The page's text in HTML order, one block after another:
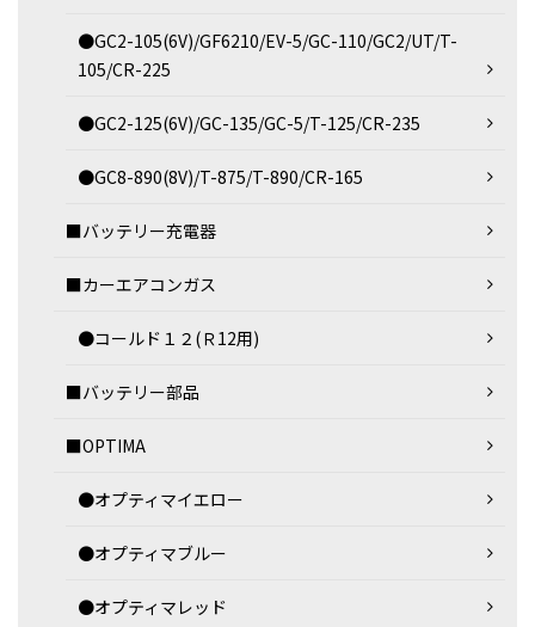
●GC2-105(6V)/GF6210/EV-5/GC-110/GC2/UT/T-
105/CR-225
●GC2-125(6V)/GC-135/GC-5/T-125/CR-235
●GC8-890(8V)/T-875/T-890/CR-165
■バッテリー充電器
■カーエアコンガス
●コールド１２(Ｒ12用)
■バッテリー部品
■OPTIMA
●オプティマイエロー
●オプティマブルー
●オプティマレッド